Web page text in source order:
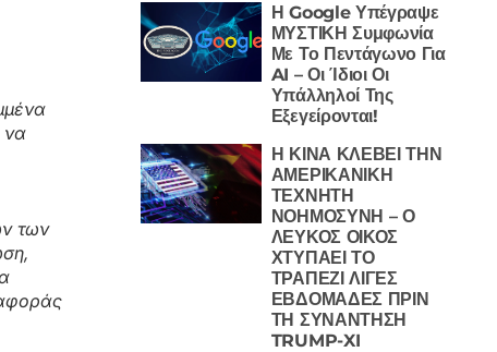
να
των
Η Google Υπέγραψε
ΜΥΣΤΙΚΗ Συμφωνία
Με Το Πεντάγωνο Για
AI – Οι Ίδιοι Οι
Υπάλληλοί Της
Εξεγείρονται!
Η ΚΙΝΑ ΚΛΕΒΕΙ ΤΗΝ
ΑΜΕΡΙΚΑΝΙΚΗ
ΤΕΧΝΗΤΗ
ΝΟΗΜΟΣΥΝΗ – Ο
ΛΕΥΚΟΣ ΟΙΚΟΣ
ΧΤΥΠΑΕΙ ΤΟ
ΤΡΑΠΕΖΙ ΛΙΓΕΣ
ΕΒΔΟΜΑΔΕΣ ΠΡΙΝ
ΤΗ ΣΥΝΑΝΤΗΣΗ
TRUMP-XI